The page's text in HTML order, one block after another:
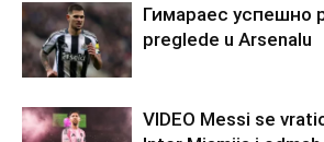
Гимараеc успешно
preglede u Arsenalu
VIDEO Messi se